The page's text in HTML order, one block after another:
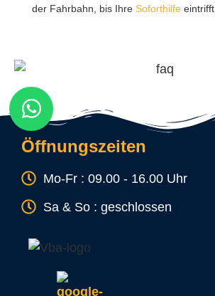
der Fahrbahn, bis Ihre Soforthilfe eintrifft.
Öffnungszeiten
Mo-Fr : 09.00 - 16.00 Uhr
Sa & So : geschlossen